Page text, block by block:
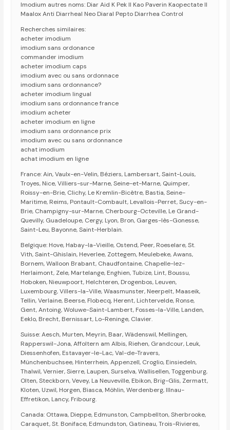
Imodium autres noms: Diar Aid K Pek II Kao Paverin Kaopectate II
Maalox Anti Diarrheal Neo Diaral Pepto Diarrhea Control
Recherches similaires:
acheter imodium
imodium sans ordonance
commander imodium
acheter imodium caps
imodium avec ou sans ordonnace
imodium sans ordonnance?
acheter imodium lingual
imodium sans ordonnance france
imodium acheter
acheter imodium en ligne
imodium sans ordonnance prix
imodium avec ou sans ordonnance
achat imodium
achat imodium en ligne
France: Ain, Vaulx-en-Velin, Béziers, Lambersart, Saint-Louis,
Troyes, Nice, Villiers-sur-Marne, Seine-et-Marne, Quimper,
Roissy-en-Brie, Clichy, Le Kremlin-Bicêtre, Bastia, Seine-
Maritime, Reims, Pontault-Combault, Levallois-Perret, Sucy-en-
Brie, Champigny-sur-Marne, Cherbourg-Octeville, Le Grand-
Quevilly, Guadeloupe, Cergy, Lyon, Bron, Garges-lès-Gonesse,
Saint-Leu, Bayonne, Saint-Herblain.
Belgique: Hove, Habay-la-Vieille, Ostend, Peer, Roeselare, St.
Vith, Saint-Ghislain, Heverlee, Zottegem, Meulebeke, Awans,
Bornem, Walloon Brabant, Chaudfontaine, Chapelle-lez-
Herlaimont, Zele, Martelange, Enghien, Tubize, Lint, Boussu,
Hoboken, Nieuwpoort, Helchteren, Drogenbos, Leuven,
Luxembourg, Villers-la-Ville, Waasmunster, Neerpelt, Maaseik,
Tellin, Verlaine, Beerse, Flobecq, Herent, Lichtervelde, Ronse,
Gent, Antoing, Woluwe-Saint-Lambert, Fosses-la-Ville, Landen,
Eeklo, Brecht, Bernissart, Lo-Reninge, Clavier.
Suisse: Aesch, Murten, Meyrin, Baar, Wädenswil, Mellingen,
Rapperswil-Jona, Affoltern am Albis, Riehen, Grandcour, Leuk,
Diessenhofen, Estavayer-le-Lac, Val-de-Travers,
Münchenbuchsee, Hinterrhein, Appenzell, Croglio, Einsiedeln,
Thalwil, Vernier, Sierre, Laupen, Surselva, Wallisellen, Toggenburg,
Olten, Steckborn, Vevey, La Neuveville, Ebikon, Brig-Glis, Zermatt,
Kloten, Uzwil, Horgen, Biasca, Möhlin, Werdenberg, Illnau-
Effretikon, Lancy, Fribourg.
Canada: Ottawa, Dieppe, Edmunston, Campbellton, Sherbrooke,
Caraquet, St. Boniface, Edmundston, Gatineau, Trois-Rivieres,